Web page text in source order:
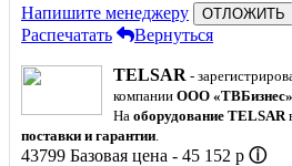
Напишите менеджеру ОТЛОЖИТЬ
Распечатать Вернуться
TELSAR -
компании ООО «ТВБизнес»
На оборудование TELSAR
поставки и гарантии
43799 Базовая цена - 45 152 p ⓘ